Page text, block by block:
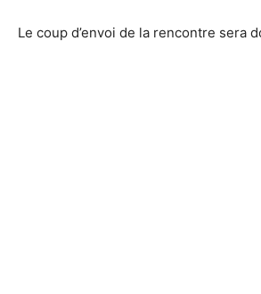
Le coup d’envoi de la rencontre sera